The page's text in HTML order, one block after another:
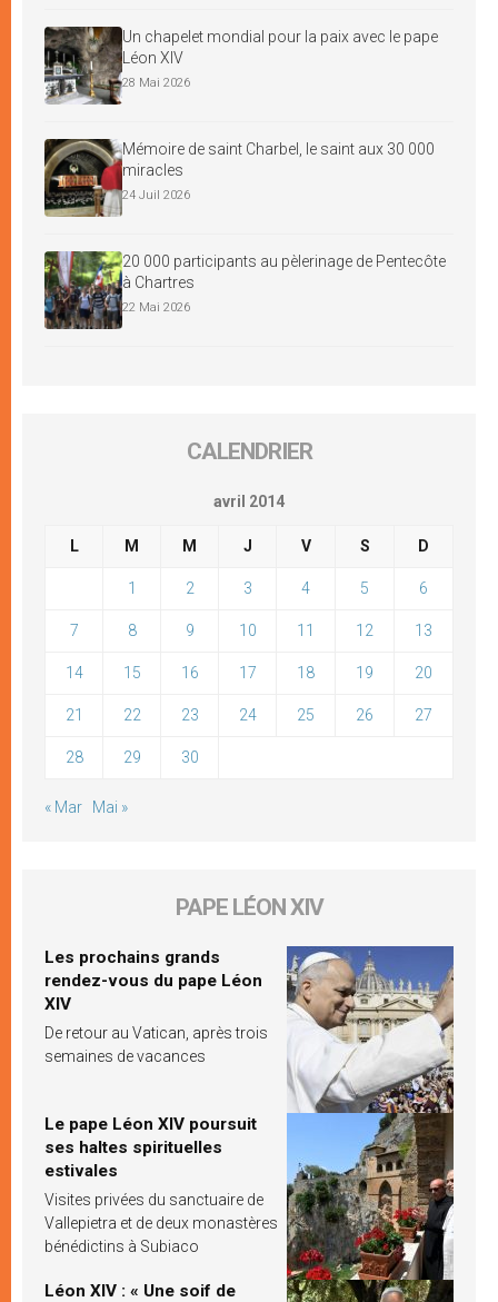
Un chapelet mondial pour la paix avec le pape
Léon XIV
28 Mai 2026
Mémoire de saint Charbel, le saint aux 30 000
miracles
24 Juil 2026
20 000 participants au pèlerinage de Pentecôte
à Chartres
22 Mai 2026
CALENDRIER
avril 2014
L M M J V S D
1 2 3 4 5 6
7 8 9 10 11 12 13
14 15 16 17 18 19 20
21 22 23 24 25 26 27
28 29 30
« Mar Mai »
PAPE LÉON XIV
Les prochains grands
rendez-vous du pape Léon
XIV
De retour au Vatican, après trois
semaines de vacances
Le pape Léon XIV poursuit
ses haltes spirituelles
estivales
Visites privées du sanctuaire de
Vallepietra et de deux monastères
bénédictins à Subiaco
Léon XIV : « Une soif de